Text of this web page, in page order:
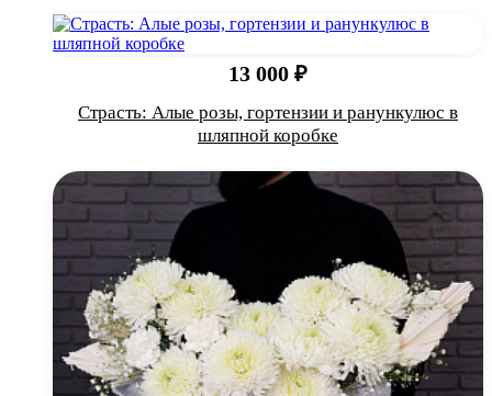
13 000 ₽
Страсть: Алые розы, гортензии и ранункулюс в
шляпной коробке